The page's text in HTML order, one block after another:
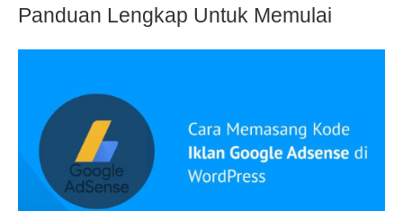
Panduan Lengkap Untuk Memulai